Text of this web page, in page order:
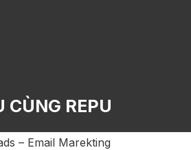
CÙNG REPU
– Email Marekting